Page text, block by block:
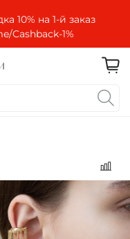
10% на 1-й заказ
Cashbaсk-1%